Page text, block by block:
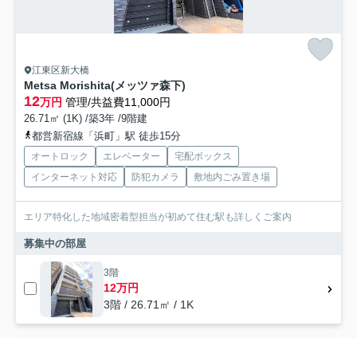
江東区新大橋
Metsa Morishita(メッツァ森下)
12万円 管理/共益費11,000円
26.71㎡ (1K) /築3年 /9階建
都営新宿線「浜町」駅 徒歩15分
オートロック エレベーター
宅配ボックス
インターネット対応
防犯カメラ 敷地内ごみ置き場
エリア特化した地域密着型担当が初めて住む駅も詳しくご案内
募集中の部屋
3階
12万円
3階 / 26.71㎡ / 1K